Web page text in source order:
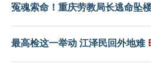
冤魂索命！重庆劳教局长逃命坠
最高检这一举动 江泽民回外地难